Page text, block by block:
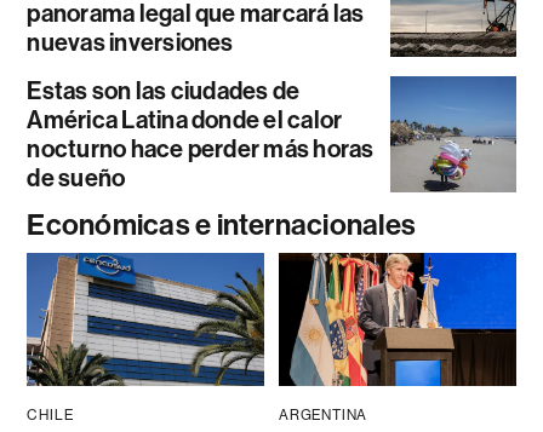
panorama legal que marcará las
nuevas inversiones
Estas son las ciudades de
América Latina donde el calor
nocturno hace perder más horas
de sueño
Económicas e internacionales
CHILE ARGENTINA